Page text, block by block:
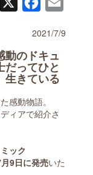
2021/7/9
動のドキュ
だってひと
きている
感動物語。
ィアで紹介さ
ック
9日に発売いた